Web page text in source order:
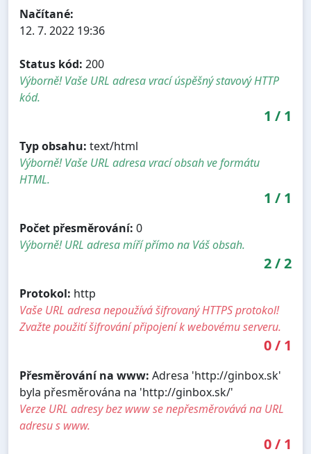
Načítané:
12. 7. 2022 19:36
Status kód: 200
Výborně! Vaše URL adresa vrací úspěšný stavový HTTP
kód.
1 / 1
Typ obsahu: text/html
Výborně! Vaše URL adresa vrací obsah ve formátu
HTML.
1 / 1
Počet přesměrování: 0
Výborně! URL adresa míří přímo na Váš obsah.
2/2
Protokol: http
Vaše URL adresa nepoužívá šifrovaný HTTPS protokol!
Zvažte použití šifrování připojení k webovému serveru.
0/ 1
Přesměrování na www: Adresa 'http://ginbox.sk'
byla přesměrována na 'http://ginbox.sk/'
Verze URL adresy bez www se nepřesměrovává na URL
adresu s www.
0/ 1